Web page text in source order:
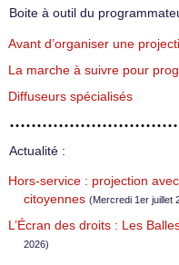
Boite à outil du
Avant d’organiser une
La marche à suivre pour
Diffuseurs spécialisés
Actualité :
Hors-service : projection
citoyennes (Mercredi 1er juillet
L’Écran des droits : Les
2026)